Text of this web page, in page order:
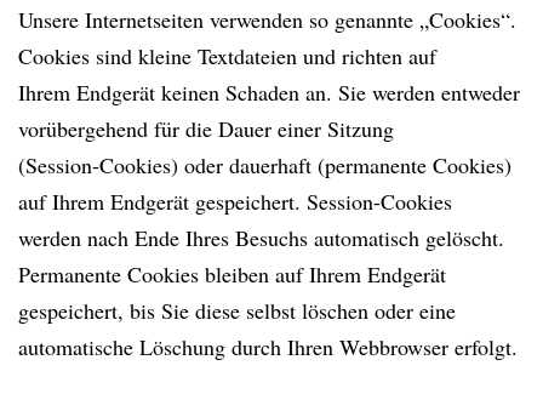
Unsere Internetseiten verwenden so genannte „Cookies“.
Cookies sind kleine Textdateien und richten auf
Ihrem Endgerät keinen Schaden an. Sie werden entweder
vorübergehend für die Dauer einer Sitzung
(Session-Cookies) oder dauerhaft (permanente Cookies)
auf Ihrem Endgerät gespeichert. Session-Cookies
werden nach Ende Ihres Besuchs automatisch gelöscht.
Permanente Cookies bleiben auf Ihrem Endgerät
gespeichert, bis Sie diese selbst löschen oder eine
automatische Löschung durch Ihren Webbrowser erfolgt.